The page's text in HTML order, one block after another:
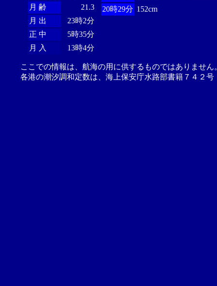
月 齢
21.3
月 出
23時2分
正 中
5時35分
月 入
13時4分
20時29分 152cm
ここでの情報は、航海の用に供するものではありませ
各港の潮汐調和定数は、海上保安庁水路部書籍７４２